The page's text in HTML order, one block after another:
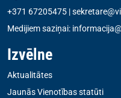
+371 67205475 |
Medijiem saziņai:
Izvēlne
Aktualitātes
Jaunās Vienotības statūti